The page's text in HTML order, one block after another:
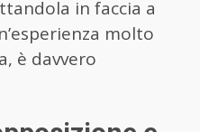
in faccia a
molto
è davvero